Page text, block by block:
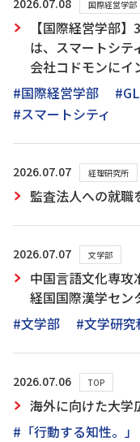
2026.07.08 国際経営学部
【国際経営学部
は、スマートシテ
会社コドモンにイ
#国際経営学部
#スマートシティ
2026.07.07 経理研究所
監査法人への就職
2026.07.07 文学部
中国言語文化専
経国国際漢学セン
#文学部
#文学研究
2026.07.06 TOP
海外に向けた大学
#「行動する知性。」